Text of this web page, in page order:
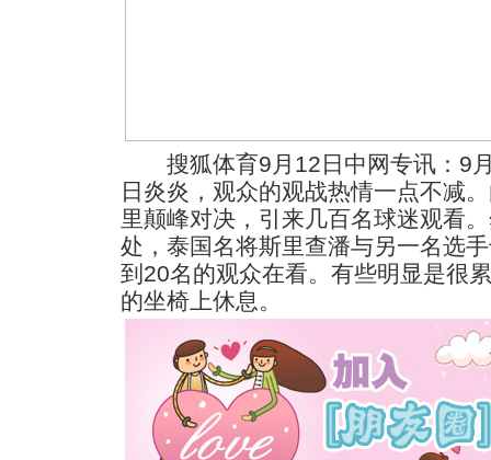
搜狐体育9月12日中网专讯：9
日炎炎，观众的观战热情一点不减
里颠峰对决，引来几百名球迷观看
处，泰国名将斯里查潘与另一名选
到20名的观众在看。有些明显是很
的坐椅上休息。